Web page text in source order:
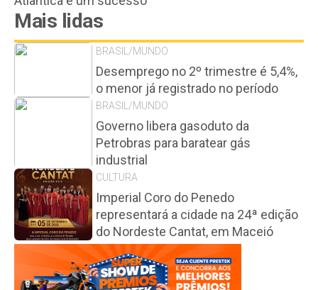
Mais lidas
BRASIL/MUNDO
Desemprego no 2º trimestre é 5,4%,
o menor já registrado no período
BRASIL/MUNDO
Governo libera gasoduto da
Petrobras para baratear gás
industrial
CULTURA
Imperial Coro do Penedo
representará a cidade na 24ª edição
do Nordeste Cantat, em Maceió